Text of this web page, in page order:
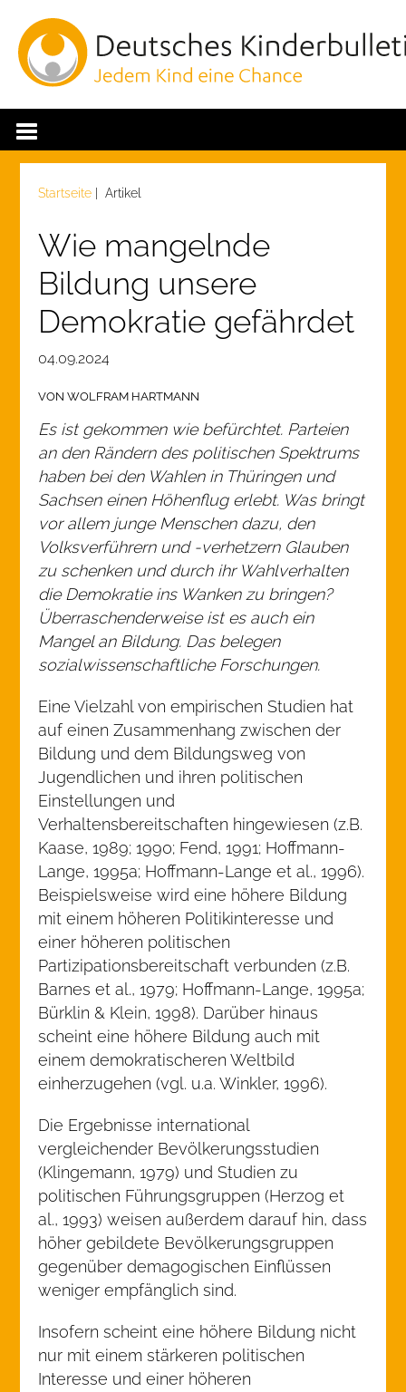
Startseite | Artikel
Wie mangelnde
Bildung unsere
Demokratie gefährdet
04.09.2024
VON WOLFRAM HARTMANN
Es ist gekommen wie befürchtet. Parteien
an den Rändern des politischen Spektrums
haben bei den Wahlen in Thüringen und
Sachsen einen Höhenflug erlebt. Was bringt
vor allem junge Menschen dazu, den
Volksverführern und -verhetzern Glauben
zu schenken und durch ihr Wahlverhalten
die Demokratie ins Wanken zu bringen?
Überraschenderweise ist es auch ein
Mangel an Bildung. Das belegen
sozialwissenschaftliche Forschungen.
Eine Vielzahl von empirischen Studien hat
auf einen Zusammenhang zwischen der
Bildung und dem Bildungsweg von
Jugendlichen und ihren politischen
Einstellungen und
Verhaltensbereitschaften hingewiesen (z.B.
Kaase, 1989; 1990; Fend, 1991; Hoffmann-
Lange, 1995a; Hoffmann-Lange et al., 1996).
Beispielsweise wird eine höhere Bildung
mit einem höheren Politikinteresse und
einer höheren politischen
Partizipationsbereitschaft verbunden (z.B.
Barnes et al., 1979; Hoffmann-Lange, 1995a;
Bürklin & Klein, 1998). Darüber hinaus
scheint eine höhere Bildung auch mit
einem demokratischeren Weltbild
einherzugehen (vgl. u.a. Winkler, 1996).
Die Ergebnisse international
vergleichender Bevölkerungsstudien
(Klingemann, 1979) und Studien zu
politischen Führungsgruppen (Herzog et
al., 1993) weisen außerdem darauf hin, dass
höher gebildete Bevölkerungsgruppen
gegenüber demagogischen Einflüssen
weniger empfänglich sind.
Insofern scheint eine höhere Bildung nicht
nur mit einem stärkeren politischen
Interesse und einer höheren